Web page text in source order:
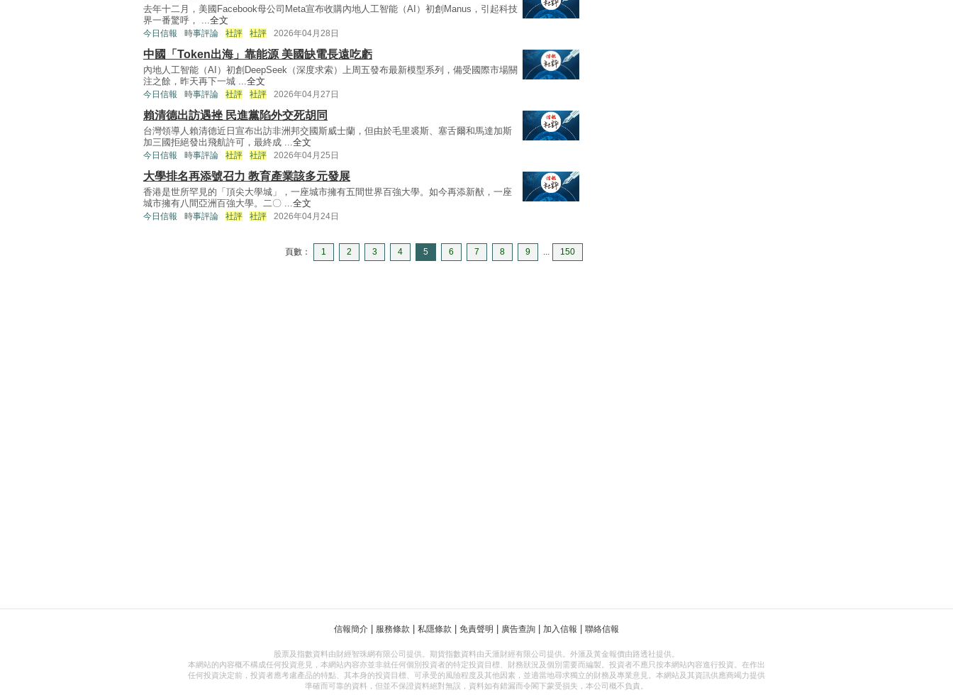
去年十二月，美國Facebook母公司Meta宣布收購內地人工智能（AI）初創Manus，引起科技
界一番驚呼， ...全文
今日信報 時事評論 社評 社評 2026年04月28日
中國「Token出海」靠能源 美國缺電長遠吃虧
內地人工智能（AI）初創DeepSeek（深度求索）上周五發布最新模型系列，備受國際市場關
注之餘，昨天再下一城 ...全文
今日信報 時事評論 社評 社評 2026年04月27日
賴清德出訪遇挫 民進黨陷外交死胡同
台灣領導人賴清德近日宣布出訪非洲邦交國斯威士蘭，但由於毛里裘斯、塞舌爾和馬達加斯
加三國拒絕發出飛航許可，最終成 ...全文
今日信報 時事評論 社評 社評 2026年04月25日
大學排名再添號召力 教育產業該多元發展
香港是世所罕見的「頂尖大學城」，一座城市擁有五間世界百強大學。如今再添新猷，一座
城市擁有八間亞洲百強大學。二〇 ...全文
今日信報 時事評論 社評 社評 2026年04月24日
頁數： 1 2 3 4 5 6 7 8 9 ... 150
信報簡介 服務條款 私隱條款 免責聲明 廣告查詢 加入信報 聯絡信報
股票及指數資料由財經智珠網有限公司提供。期貨指數資料由天滙財經有限公司提供。外滙及黃金報價由路透社提供。
本網站的內容概不構成任何投資意見，本網站內容亦並非就任何個別投資者的特定投資目標、財務狀況及個別需要而編製。投資者不應只按本網站內容進行投資。在作出
任何投資決定前，投資者應考慮產品的特點、其本身的投資目標、可承受的風險程度及其他因素，並適當地尋求獨立的財務及專業意見。本網站及其資訊供應商竭力提供
準確而可靠的資料，但並不保證資料絕對無誤，資料如有錯漏而令閣下蒙受損失，本公司概不負責。